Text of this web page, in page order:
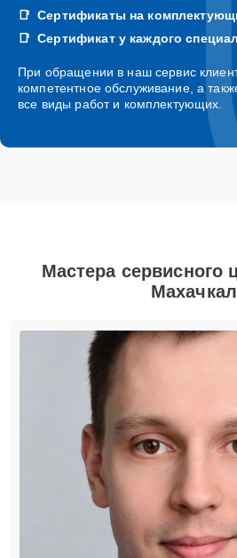
Сертификаты на
Сертификат у каждого
При обращении в наш сервис
компетентное обслуживание, а
все виды работ и комплектующих.
Мастера сервисного